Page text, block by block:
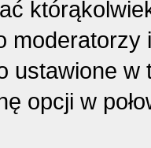
ustawione w
opcji w